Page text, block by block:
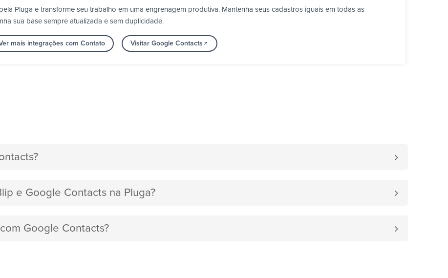
Pluga e transforme seu trabalho em uma engrenagem produtiva. Mantenha seus cadastros iguais em todas as
sua base sempre atualizada e sem duplicidade.
mais integrações com Contato Visitar Google Contacts
e Google Contacts na Pluga?
Google Contacts?